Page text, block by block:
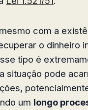
com a
o dinheiro
tipo é
situação pode
um longo